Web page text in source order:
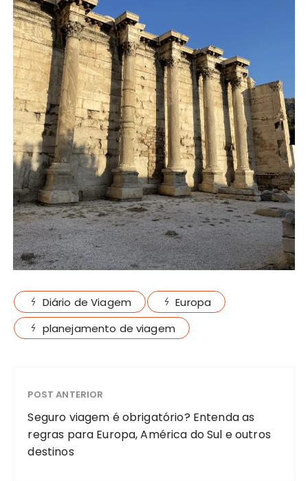
Diário de Viagem
Europa
planejamento de viagem
POST ANTERIOR
Seguro viagem é obrigatório? Entenda as
regras para Europa, América do Sul e outros
destinos